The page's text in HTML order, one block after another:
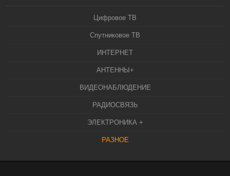
Цифровое ТВ
Спутниковое ТВ
ИНТЕРНЕТ
АНТЕННЫ+
ВИДЕОНАБЛЮДЕНИЕ
РАДИОСВЯЗЬ
ЭЛЕКТРОНИКА +
РАЗНОЕ